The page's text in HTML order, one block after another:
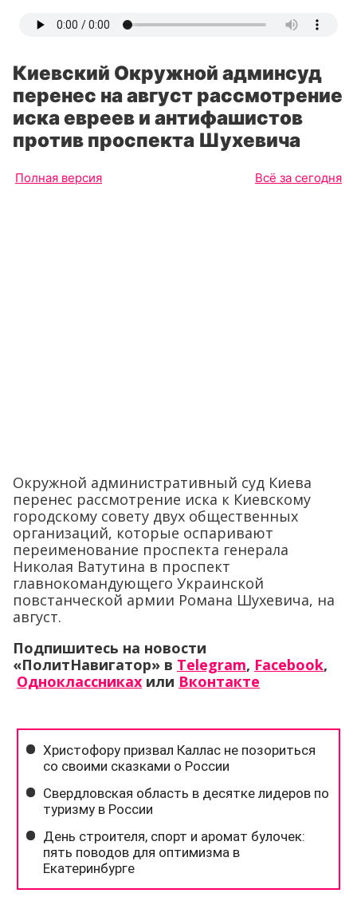
Киевский Окружной админсуд
перенес на август рассмотрение
иска евреев и антифашистов
против проспекта Шухевича
Полная версия Всё за сегодня
Окружной административный суд Киева
перенес рассмотрение иска к Киевскому
городскому совету двух общественных
организаций, которые оспаривают
переименование проспекта генерала
Николая Ватутина в проспект
главнокомандующего Украинской
повстанческой армии Романа Шухевича, на
август.
Подпишитесь на новости
«ПолитНавигатор» в Telegram, Facebook,
Одноклассниках или Вконтакте